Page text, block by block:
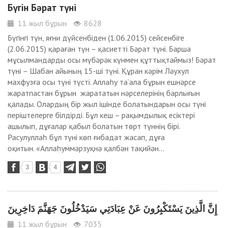
Бүгін Бәрат түні
11 жыл бұрын
8628
Бүгінгі түн, яғни дүйсенбіден (1.06.2015) сейсенбіге
(2.06.2015) қараған түн – қасиетті Бәрат түні. Барша
мұсылмандарды осы мүбәрәк күнмен құттықтаймыз! Бәрат
түні – Шабан айының 15-ші түні. Құран кәрім Ләухул
махфузға осы түні түсті. Аллаһу та’ала бұрын ешнәрсе
жаратпастан бұрын жарататын нәрселерінің барлығын
қалады. Олардың бір жыл ішінде болатындарын осы түні
періштелерге білдірді. Бұл кеш – рақымдылық есіктері
ашылып, дұғалар қабыл болатын төрт түннің бірі.
Расулуллаһ бұл түні көп ғибадат жасап, дұға
оқитын. «Аллаһуммәрзуқнә қалбән тақийән...
3 4
إِنَّ الَّذِينَ يَسْتَكْبِرُونَ عَنْ عِبَادَتِي سَيَدْخُلُونَ جَهَنَّمَ دَاخِرِينَ
11 жыл бұрын 7035